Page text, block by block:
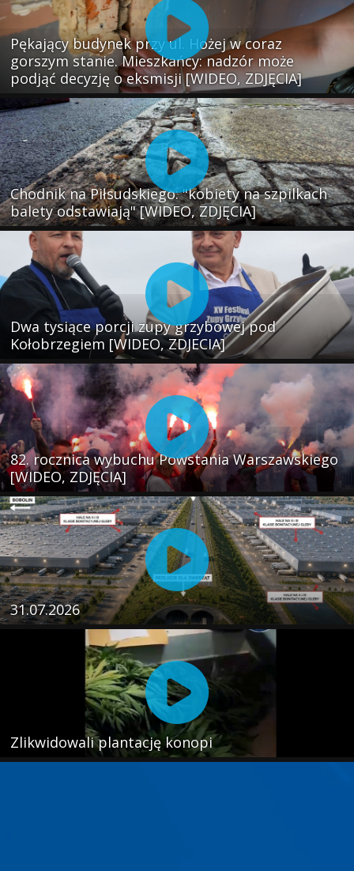
Pękający budynek przy ul. Hożej w coraz
gorszym stanie. Mieszkańcy: nadzór może
podjąć decyzję o eksmisji [WIDEO, ZDJĘCIA]
Chodnik na Piłsudskiego: "kobiety na szpilkach
balety odstawiają" [WIDEO, ZDJĘCIA]
Dwa tysiące porcji zupy grzybowej pod
Kołobrzegiem [WIDEO, ZDJECIA]
82. rocznica wybuchu Powstania Warszawskiego
[WIDEO, ZDJĘCIA]
31.07.2026
Zlikwidowali plantację konopi